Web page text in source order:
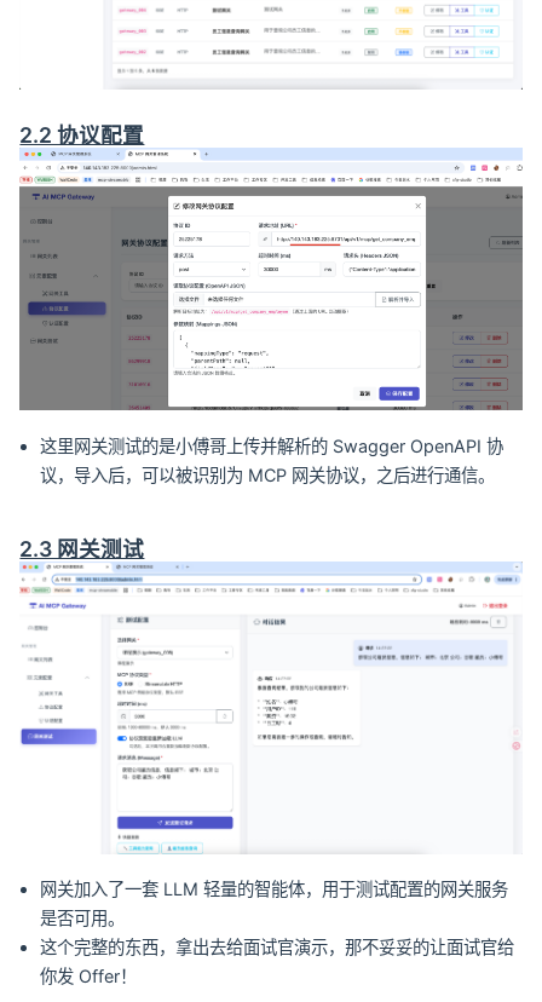
2.2 协议配置
这里网关测试的是小傅哥上传并解析的 Swagger OpenAPI 协
议，导入后，可以被识别为 MCP 网关协议，之后进行通信。
2.3 网关测试
网关加入了一套 LLM 轻量的智能体，用于测试配置的网关服务
是否可用。
这个完整的东西，拿出去给面试官演示，那不妥妥的让面试官给
你发 Offer！